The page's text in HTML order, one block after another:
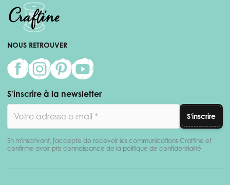
NOUS RETROUVER
S'inscrire à la newsletter
S'inscrire
En m'inscrivant, j'accepte de recevoir les communications Craftine et
confirme avoir pris connaissance de la politique de confidentialité